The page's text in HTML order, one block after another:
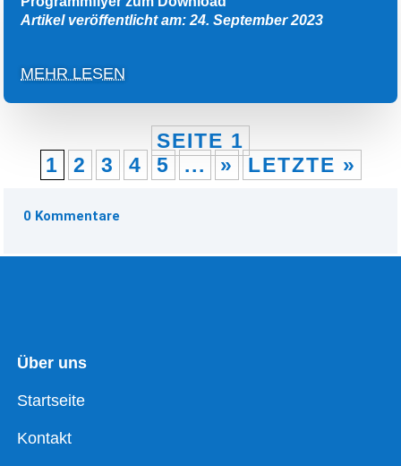
Artikel veröffentlicht am: 24. September 2023
MEHR LESEN
SEITE 1
1
2 3 4 5 ... » LETZTE »
0 Kommentare
Über uns
Startseite
Kontakt